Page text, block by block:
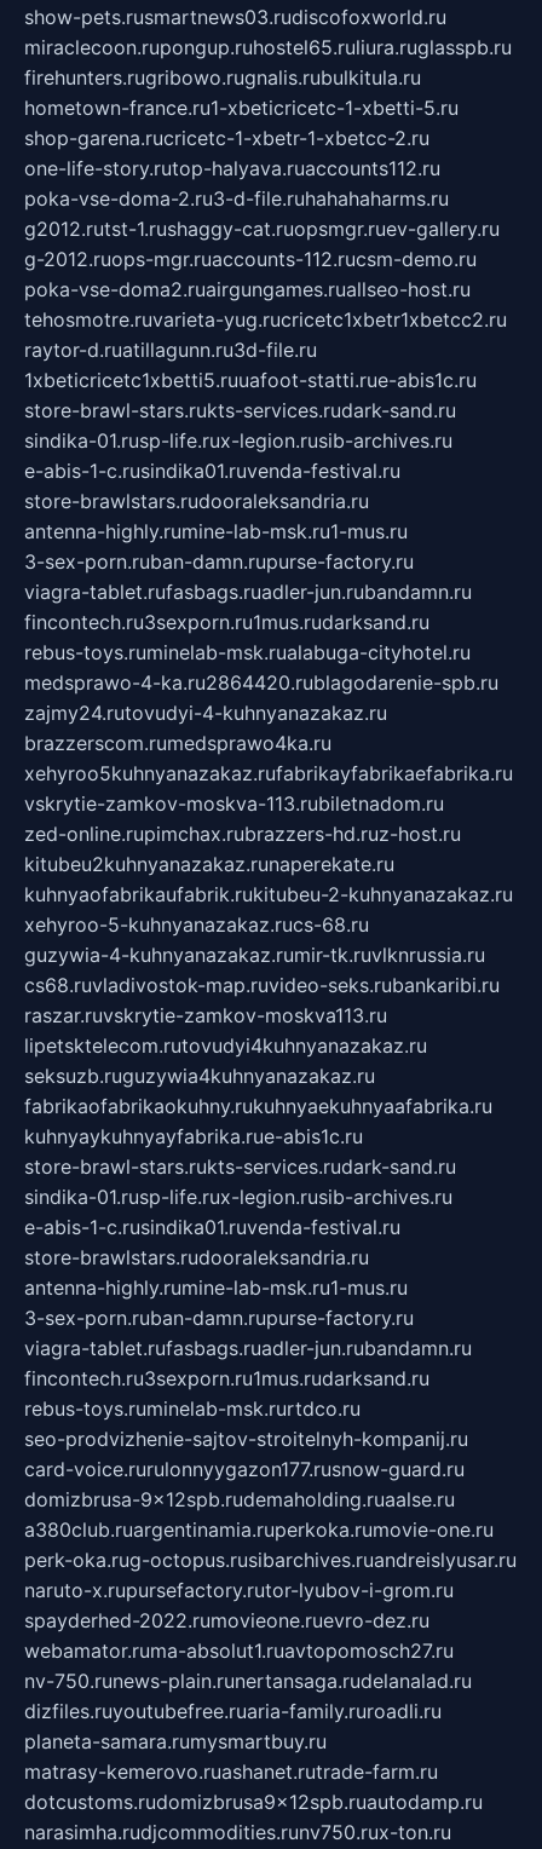
show-pets.rusmartnews03.rudiscofoxworld.ru
miraclecoon.rupongup.ruhostel65.ruliura.ruglasspb.ru
firehunters.rugribowo.rugnalis.rubulkitula.ru
hometown-france.ru1-xbeticricetc-1-xbetti-5.ru
shop-garena.rucricetc-1-xbetr-1-xbetcc-2.ru
one-life-story.rutop-halyava.ruaccounts112.ru
poka-vse-doma-2.ru3-d-file.ruhahahaharms.ru
g2012.rutst-1.rushaggy-cat.ruopsmgr.ruev-gallery.ru
g-2012.ruops-mgr.ruaccounts-112.rucsm-demo.ru
poka-vse-doma2.ruairgungames.ruallseo-host.ru
tehosmotre.ruvarieta-yug.rucricetc1xbetr1xbetcc2.ru
raytor-d.ruatillagunn.ru3d-file.ru
1xbeticricetc1xbetti5.ruuafoot-statti.rue-abis1c.ru
store-brawl-stars.rukts-services.rudark-sand.ru
sindika-01.rusp-life.rux-legion.rusib-archives.ru
e-abis-1-c.rusindika01.ruvenda-festival.ru
store-brawlstars.rudooraleksandria.ru
antenna-highly.rumine-lab-msk.ru1-mus.ru
3-sex-porn.ruban-damn.rupurse-factory.ru
viagra-tablet.rufasbags.ruadler-jun.rubandamn.ru
fincontech.ru3sexporn.ru1mus.rudarksand.ru
rebus-toys.ruminelab-msk.rualabuga-cityhotel.ru
medsprawo-4-ka.ru2864420.rublagodarenie-spb.ru
zajmy24.rutovudyi-4-kuhnyanazakaz.ru
brazzerscom.rumedsprawo4ka.ru
xehyroo5kuhnyanazakaz.rufabrikayfabrikaefabrika.ru
vskrytie-zamkov-moskva-113.rubiletnadom.ru
zed-online.rupimchax.rubrazzers-hd.ruz-host.ru
kitubeu2kuhnyanazakaz.runaperekate.ru
kuhnyaofabrikaufabrik.rukitubeu-2-kuhnyanazakaz.ru
xehyroo-5-kuhnyanazakaz.rucs-68.ru
guzywia-4-kuhnyanazakaz.rumir-tk.ruvlknrussia.ru
cs68.ruvladivostok-map.ruvideo-seks.rubankaribi.ru
raszar.ruvskrytie-zamkov-moskva113.ru
lipetsktelecom.rutovudyi4kuhnyanazakaz.ru
seksuzb.ruguzywia4kuhnyanazakaz.ru
fabrikaofabrikaokuhny.rukuhnyaekuhnyaafabrika.ru
kuhnyaykuhnyayfabrika.rue-abis1c.ru
store-brawl-stars.rukts-services.rudark-sand.ru
sindika-01.rusp-life.rux-legion.rusib-archives.ru
e-abis-1-c.rusindika01.ruvenda-festival.ru
store-brawlstars.rudooraleksandria.ru
antenna-highly.rumine-lab-msk.ru1-mus.ru
3-sex-porn.ruban-damn.rupurse-factory.ru
viagra-tablet.rufasbags.ruadler-jun.rubandamn.ru
fincontech.ru3sexporn.ru1mus.rudarksand.ru
rebus-toys.ruminelab-msk.rurtdco.ru
seo-prodvizhenie-sajtov-stroitelnyh-kompanij.ru
card-voice.rurulonnyygazon177.rusnow-guard.ru
domizbrusa-9x12spb.rudemaholding.ruaalse.ru
a380club.ruargentinamia.ruperkoka.rumovie-one.ru
perk-oka.rug-octopus.rusibarchives.ruandreislyusar.ru
naruto-x.rupursefactory.rutor-lyubov-i-grom.ru
spayderhed-2022.rumovieone.ruevro-dez.ru
webamator.ruma-absolut1.ruavtopomosch27.ru
nv-750.runews-plain.runertansaga.rudelanalad.ru
dizfiles.ruyoutubefree.ruaria-family.ruroadli.ru
planeta-samara.rumysmartbuy.ru
matrasy-kemerovo.ruashanet.rutrade-farm.ru
dotcustoms.rudomizbrusa9x12spb.ruautodamp.ru
narasimha.rudjcommodities.runv750.rux-ton.ru